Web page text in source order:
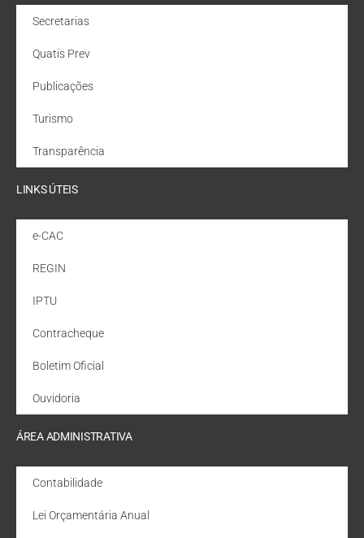
Secretarias
Quatis Prev
Publicações
Turismo
Transparência
LINKS ÚTEIS
e-CAC
REGIN
IPTU
Contracheque
Boletim Oficial
Ouvidoria
ÁREA ADMINISTRATIVA
Contabilidade
Lei Orçamentária Anual